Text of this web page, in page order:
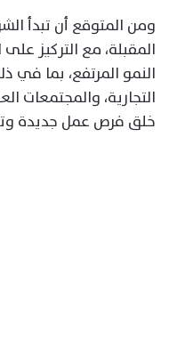
ومن المتوقع أن تبدأ
المقبلة، مع التركيز
النمو المرتفع، بما في
التجارية، والمجتمعات
خلق فرص عمل جديدة